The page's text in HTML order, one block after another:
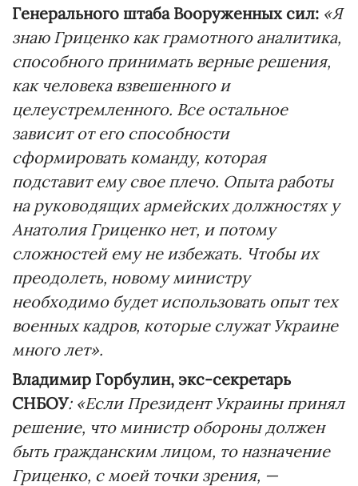
Генерального штаба Вооруженных сил: «Я
знаю Гриценко как грамотного аналитика,
способного принимать верные решения,
как человека взвешенного и
целеустремленного. Все остальное
зависит от его способности
сформировать команду, которая
подставит ему свое плечо. Опыта работы
на руководящих армейских должностях у
Анатолия Гриценко нет, и потому
сложностей ему не избежать. Чтобы их
преодолеть, новому министру
необходимо будет использовать опыт тех
военных кадров, которые служат Украине
много лет».
Владимир Горбулин, экс-секретарь
СНБОУ: «Если Президент Украины принял
решение, что министр обороны должен
быть гражданским лицом, то назначение
Гриценко, с моей точки зрения, —